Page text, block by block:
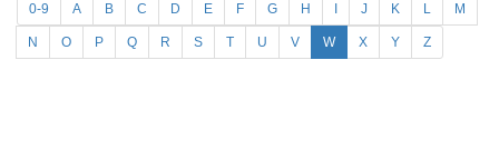
0-9 A B C D E F G H J K L M
N O P Q R S T U V W X Y Z